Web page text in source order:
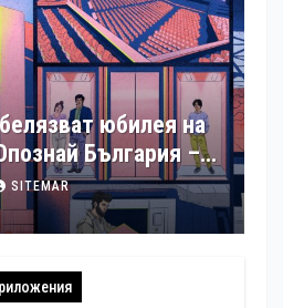
юбилея на
България –
туристически
изложба в
SITEMAR